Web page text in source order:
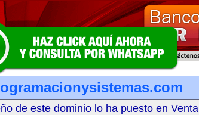
de este dominio lo ha puesto en Venta